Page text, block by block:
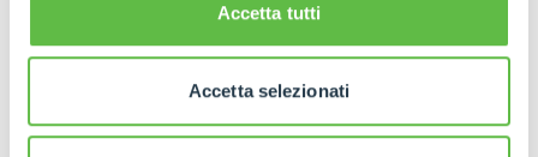
Accetta tutti
Accetta selezionati